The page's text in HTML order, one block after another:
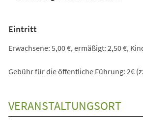
Eintritt
Erwachsene: 5,00 €, ermäßigt: 2,50 €,
Gebühr für die öffentliche Führung: 2€
VERANSTALTUNGSORT